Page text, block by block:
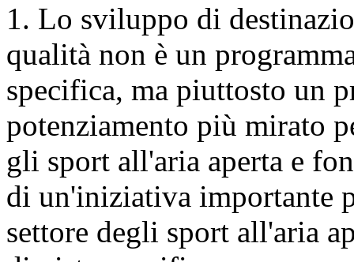
1. Lo sviluppo di
qualità non è un
specifica, ma piuttosto un
potenziamento più mirato
gli sport all'aria aperta e
di un'iniziativa importante
settore degli sport all'aria